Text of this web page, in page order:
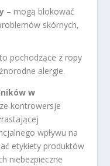
– mogą blokować
skórnych,
pochodzące z ropy
alergie.
w
kontrowersje
wpływu na
etykiety produktów
niebezpieczne